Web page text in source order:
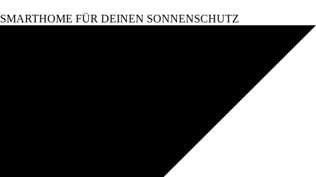
SMARTHOME FÜR DEINEN SONNENSCHUTZ